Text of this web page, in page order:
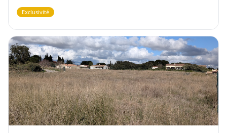
Exclusivité